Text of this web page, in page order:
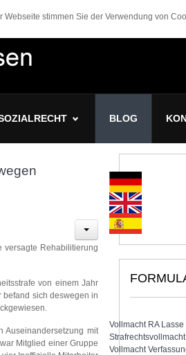
stimmen Sie der Verwendung von
BLOG
versagte Rehabilitierung
von einem Jahr
befand sich deswegen in
Auseinandersetzung mit
Mitglied einer Gruppe
Vollmacht RA
Strafrechtsvollmacht
Vollmacht